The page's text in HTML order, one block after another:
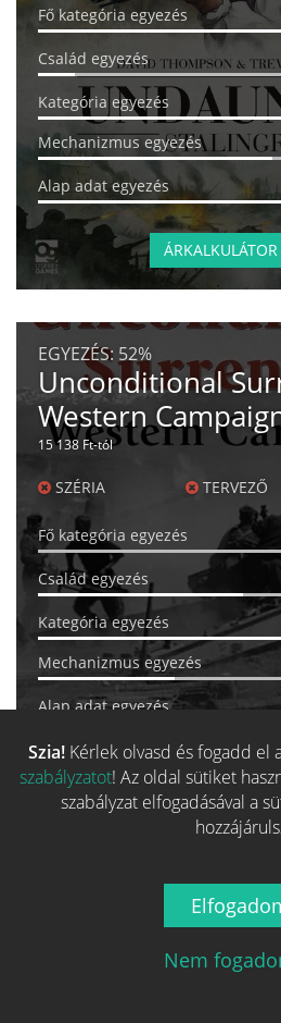
Fő kategória egyezés
Család egyezés
Kategória egyezés
Mechanizmus egyezés
Alap adat egyezés
ÁRKALKULÁTOR
EGYEZÉS: 52%
Unconditional
Western
15 138 Ft-tól
SZÉRIA TERVEZŐ
Fő kategória egyezés
Család egyezés
Kategória egyezés
Mechanizmus egyezés
Alap adat egyezés
ÁRKALKULÁTOR
Band of Brothers:
Szia! Kérlek olvasd és fogadd el
szabályzatot! Az oldal sütiket
szabályzat elfogadásával a
Nem